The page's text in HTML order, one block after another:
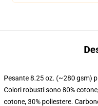
Pesante 8.25 oz. (~280 gsm)
Colori robusti sono 80%
cotone, 30% poliestere.